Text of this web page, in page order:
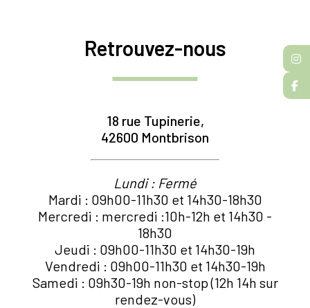
Retrouvez-nous
18 rue Tupinerie,
42600 Montbrison
Lundi : Fermé
Mardi : 09h00-11h30 et 14h30-18h30
Mercredi : mercredi :10h-12h et 14h30 -
18h30
Jeudi : 09h00-11h30 et 14h30-19h
Vendredi : 09h00-11h30 et 14h30-19h
Samedi : 09h30-19h non-stop (12h 14h sur
rendez-vous)